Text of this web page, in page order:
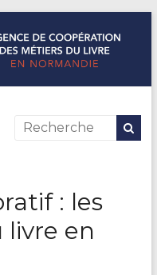
Lecture
du livre en Normandie
: les
en